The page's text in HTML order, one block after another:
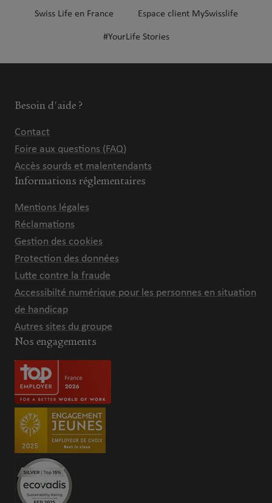
Swiss Life en France Espace client MySwisslife
#YourLife Stories
Besoin d'aide ?
Contact
Foire aux questions (FAQ)
Accès sourds et malentendants
Informations réglementaires
Mentions légales
Réclamations
Gestion des cookies
Protection des données
Lutte contre la fraude
Accessibilté numérique pour les personnes en situation
de handicap
Autres sites du groupe
Nos engagements